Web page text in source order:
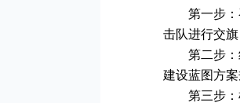
第一步
击队进行交旗
第二步
建设蓝图方案
第三步